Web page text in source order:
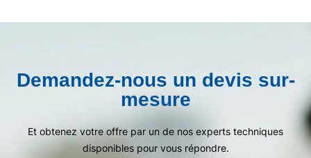
Demandez-nous un devis sur-
mesure
Et obtenez votre offre par un de nos experts techniques
disponibles pour vous répondre.